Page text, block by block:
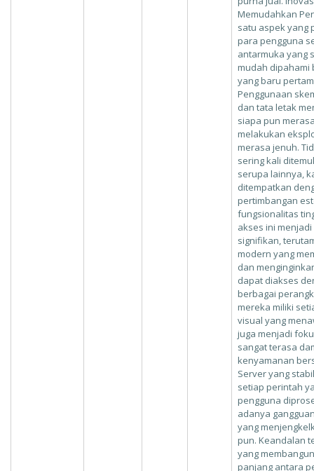
Memudahkan
satu aspek yang
para pengguna
antarmuka yang
mudah dipahami
yang baru
Penggunaan
dan tata letak
siapa pun
melakukan
merasa jenuh.
sering kali
serupa lainnya,
ditempatkan
pertimbangan
fungsionalitas
akses ini
signifikan,
modern yang
dan
dapat diakses
berbagai
mereka miliki
visual yang
juga menjadi
sangat terasa
kenyamanan
Server yang
setiap perintah
pengguna
adanya
yang
pun. Keandalan
yang
panjang antara